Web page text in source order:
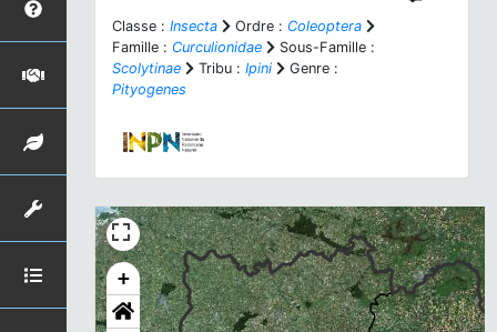
Classe : Insecta Ordre : Coleoptera
Famille : Curculionidae
Sous-Famille :
Scolytinae
Tribu : Ipini
Genre :
Pityogenes
+